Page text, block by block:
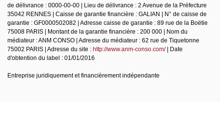
de délivrance : 0000-00-00 | Lieu de délivrance : 2 Avenue de la Préfecture
35042 RENNES | Caisse de garantie financière : GALIAN | N° de caisse de
garantie : GF0000502082 | Adresse caisse de garantie : 89 rue de la Boëtie
75008 PARIS | Montant de la garantie financière : 200 000 | Nom du
médiateur : ANM CONSO | Adresse du médiateur : 62 rue de Tiquetonne
75002 PARIS | Adresse du site : http://www.anm-conso.com/| Date
d'obtention du label : 01/01/2016
Entreprise juridiquement et financièrement indépendante